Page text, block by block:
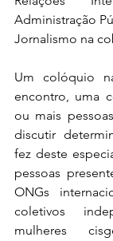
Administração
Jornalismo na
Um colóquio
encontro, uma
ou mais
discutir
fez deste
pessoas
ONGs
coletivos
mulheres